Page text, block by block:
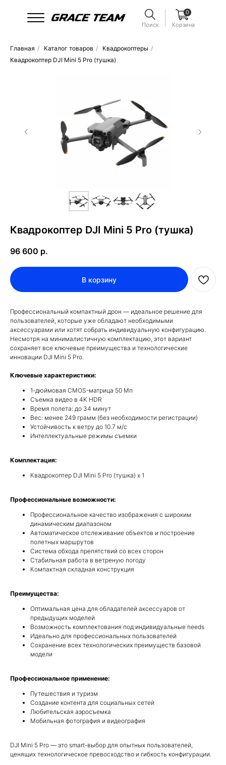
Поиск Корзина
0
Главная / Каталог товаров / Квадрокоптеры /
Квадрокоптер DJI Mini 5 Pro (тушка)
Квадрокоптер DJI Mini 5 Pro (тушка)
96 600 р.
В корзину
Профессиональный компактный дрон — идеальное решение для
пользователей, которые уже обладают необходимыми
аксессуарами или хотят собрать индивидуальную конфигурацию.
Несмотря на минималистичную комплектацию, этот вариант
сохраняет все ключевые преимущества и технологические
инновации DJI Mini 5 Pro.
Ключевые характеристики:
1-дюймовая CMOS-матрица 50 Мп
Съемка видео в 4K HDR
Время полета: до 34 минут
Вес: менее 249 грамм (без необходимости регистрации)
Устойчивость к ветру до 10.7 м/с
Интеллектуальные режимы съемки
Комплектация:
Квадрокоптер DJI Mini 5 Pro (тушка) x 1
Профессиональные возможности:
Профессиональное качество изображения с широким
динамическим диапазоном
Автоматическое отслеживание объектов и построение
полетных маршрутов
Система обхода препятствий со всех сторон
Стабильная работа в ветреную погоду
Компактная складная конструкция
Преимущества:
Оптимальная цена для обладателей аксессуаров от
предыдущих моделей
Возможность комплектования под индивидуальные needs
Идеально для профессиональных пользователей
Сохранение всех технологических преимуществ базовой
модели
Профессиональное применение:
Путешествия и туризм
Создание контента для социальных сетей
Любительская аэросъемка
Мобильная фотография и видеография
DJI Mini 5 Pro — это smart-выбор для опытных пользователей,
ценящих технологическое превосходство и гибкость конфигурации.
Квадрокоптеры
Детекторы и подавители БПЛА